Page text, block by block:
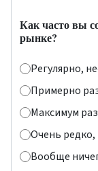
Как часто вы
рынке?
Регулярно,
Примерно
Максимум
Очень редко,
Вообще